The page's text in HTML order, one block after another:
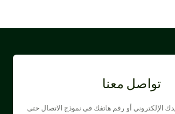
تواصل معنا
الإلكتروني أو رقم هاتفك في نموذج الاتصال حتى